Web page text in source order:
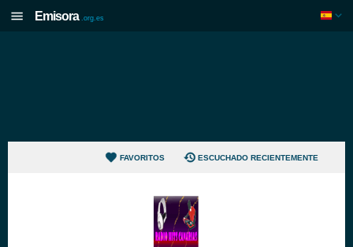
Emisora .org.es
FAVORITOS ESCUCHADO RECIENTEMENTE